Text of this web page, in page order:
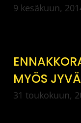
9 kesäkuun,
MYÖS
31 toukokuun,